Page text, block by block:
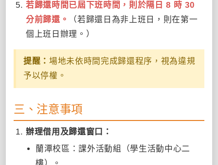
若歸還時間已屆下班時間，則於隔日 8 時 30
分前歸還。
（若歸還日為非上班日，則在第一
個上班日辦理。）
提醒：場地未依時間完成歸還程序，視為違規
予以停權。
三、注意事項
辦理借用及歸還窗口：
蘭潭校區：課外活動組（學生活動中心二